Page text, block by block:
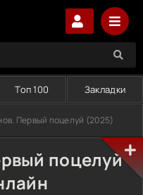
Топ 100 Закладки
Первый поцелуй (2025)
поцелуй